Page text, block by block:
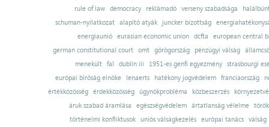
rule of law
democracy reklámadó verseny szabadsága
schuman-nyilatkozat alapító atyák juncker bizottság
energiaunió eurasian economic union dcfta
european central
german constitutional court
omt görögország pénzügyi válság
menekült
fal dublin iii 1951-es genfi egyezmény
strasbourgi
európai bíróság elnöke
lenaerts hatékony jogvédelem franciaország
értékközösség
érdekközösség ügynökprobléma közbeszerzés
áruk szabad áramlása
egészségvédelem ártatlanság vélelme
történelmi konfliktusok uniós válságkezelés európai tanács válság